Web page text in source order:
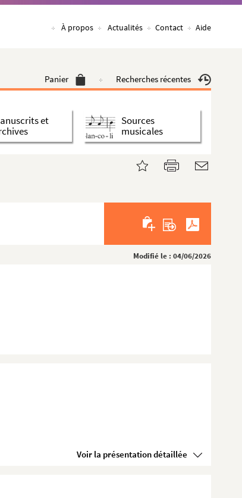
À propos Actualités Contact Aide
Panier Recherches récentes
et
Sources
musicales
Modifié le : 04/06/2026
Voir la présentation détaillée